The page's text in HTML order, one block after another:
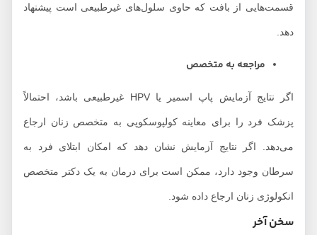
قسمت‌هایی از بافت که حاوی سلول‌های غیرطبیعی است پیشنهاد
مراجعه به متخصص
اگر نتایج آزمایش پاپ اسمیر یا HPV غیرطبیعی باشد، احتمالاً
پزشک فرد را برای معاینه کولپوسکوپی به متخصص زنان ارجاع
می‌دهد. اگر نتایج آزمایش نشان دهد که امکان ابتلای فرد به
سرطان وجود دارد، ممکن است برای درمان به یک دکتر متخصص
انکولوژی زنان ارجاع داده شود.
سخن آخر